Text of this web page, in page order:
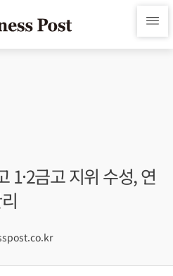
1·2금고 지위 수성, 연